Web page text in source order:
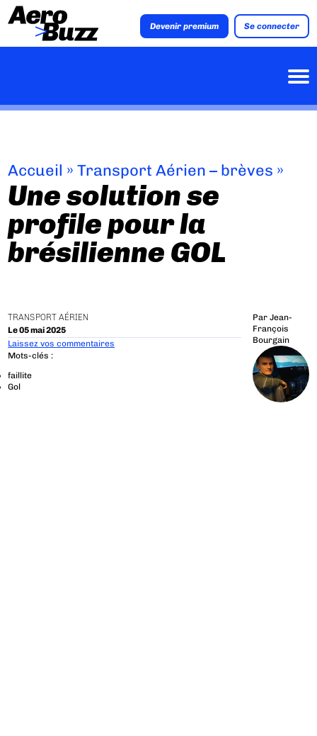
Devenir premium Se connecter
Accueil »Transport Aérien – brèves »
Une solution se
profile pour la
brésilienne GOL
TRANSPORT AÉRIEN
Le 05 mai 2025
Par Jean-
François
Bourgain
Laissez vos commentaires
Mots-clés :
faillite
Gol